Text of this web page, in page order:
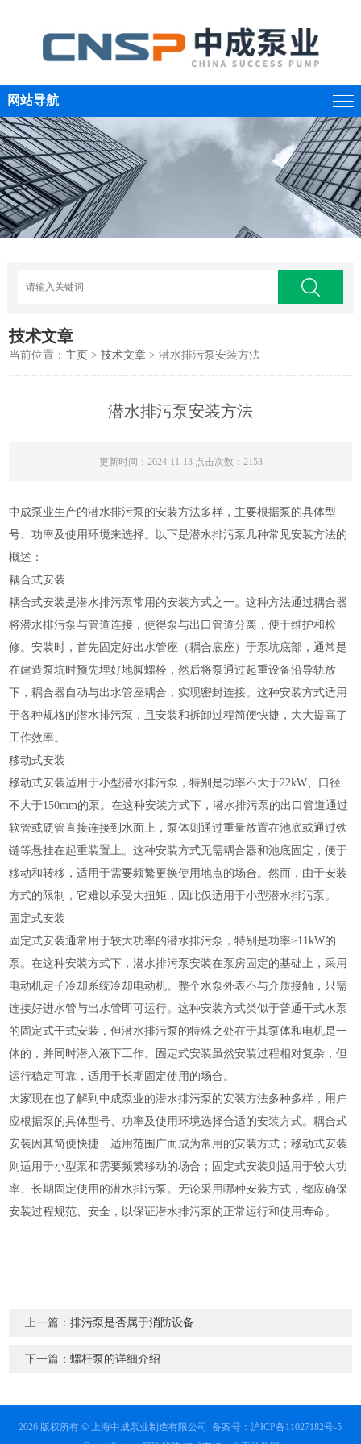
网站导航
技术文章
当前位置： 主页 >技术文章 > 潜水排污泵安装方法
潜水排污泵安装方法
更新时间：2024-11-13 点击次数：2153
中成泵业生产的潜水排污泵的安装方法多样，主要根据泵的具体型
号、功率及使用环境来选择。以下是潜水排污泵几种常见安装方法的
概述：
耦合式安装
耦合式安装是潜水排污泵常用的安装方式之一。这种方法通过耦合器
将潜水排污泵与管道连接，使得泵与出口管道分离，便于维护和检
修。安装时，首先固定好出水管座（耦合底座）于泵坑底部，通常是
在建造泵坑时预先埋好地脚螺栓，然后将泵通过起重设备沿导轨放
下，耦合器自动与出水管座耦合，实现密封连接。这种安装方式适用
于各种规格的潜水排污泵，且安装和拆卸过程简便快捷，大大提高了
工作效率。
移动式安装
移动式安装适用于小型潜水排污泵，特别是功率不大于22kW、口径
不大于150mm的泵。在这种安装方式下，潜水排污泵的出口管道通过
软管或硬管直接连接到水面上，泵体则通过重量放置在池底或通过铁
链等悬挂在起重装置上。这种安装方式无需耦合器和池底固定，便于
移动和转移，适用于需要频繁更换使用地点的场合。然而，由于安装
方式的限制，它难以承受大扭矩，因此仅适用于小型潜水排污泵。
固定式安装
固定式安装通常用于较大功率的潜水排污泵，特别是功率≥11kW的
泵。在这种安装方式下，潜水排污泵安装在泵房固定的基础上，采用
电动机定子冷却系统冷却电动机。整个水泵外表不与介质接触，只需
连接好进水管与出水管即可运行。这种安装方式类似于普通干式水泵
的固定式干式安装，但潜水排污泵的特殊之处在于其泵体和电机是一
体的，并同时潜入液下工作。固定式安装虽然安装过程相对复杂，但
运行稳定可靠，适用于长期固定使用的场合。
大家现在也了解到中成泵业的潜水排污泵的安装方法多种多样，用户
应根据泵的具体型号、功率及使用环境选择合适的安装方式。耦合式
安装因其简便快捷、适用范围广而成为常用的安装方式；移动式安装
则适用于小型泵和需要频繁移动的场合；固定式安装则适用于较大功
率、长期固定使用的潜水排污泵。无论采用哪种安装方式，都应确保
安装过程规范、安全，以保证潜水排污泵的正常运行和使用寿命。
上一篇：排污泵是否属于消防设备
下一篇：螺杆泵的详细介绍
2026 版权所有 © 上海中成泵业制造有限公司备案号：沪ICP备11027182号-5